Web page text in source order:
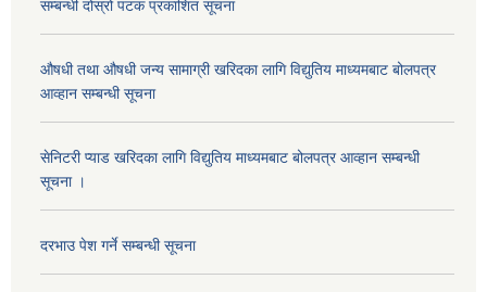
सम्बन्धी दोस्रो पटक प्रकाशित सूचना
औषधी तथा औषधी जन्य सामाग्री खरिदका लागि विद्युतिय माध्यमबाट बोलपत्र
आव्हान सम्बन्धी सूचना
सेनिटरी प्याड खरिदका लागि विद्युतिय माध्यमबाट बोलपत्र आव्हान सम्बन्धी
सूचना ।
दरभाउ पेश गर्ने सम्बन्धी सूचना